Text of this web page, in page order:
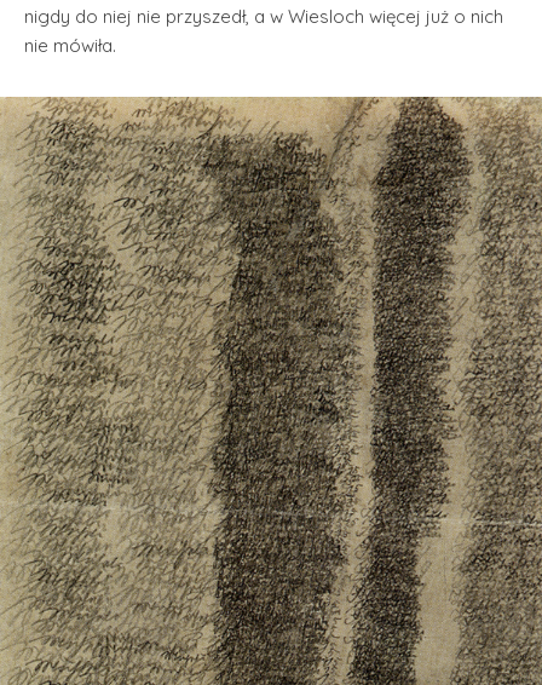
nigdy do niej nie przyszedł, a w Wiesloch więcej już o nich
nie mówiła.